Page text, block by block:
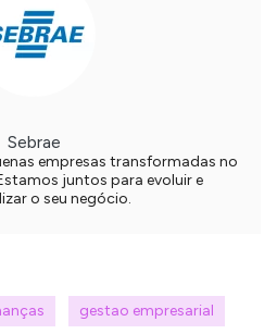
Sebrae
empresas transformadas no
juntos para evoluir e
o seu negócio.
gestao empresarial